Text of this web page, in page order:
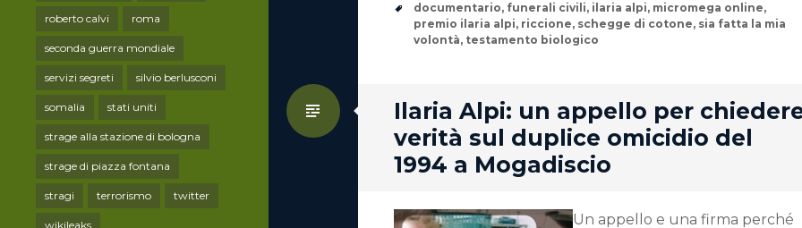
roberto calvi roma
seconda guerra mondiale
servizi segreti silvio berlusconi
somalia stati uniti
strage alla stazione di bologna
strage di piazza fontana
stragi terrorismo twitter
wikileaks
Tags
documentario, funerali civili, ilaria alpi, micromega online,
premio ilaria alpi, riccione, schegge di cotone, sia fatta la mia
volontà, testamento biologico
Ilaria Alpi: un appello per
verità sul duplice omicidio del
1994 a Mogadiscio
Standard
Un appello e una firma perché